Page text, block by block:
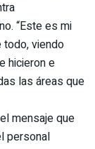
“Este es mi
todo, viendo
hicieron e
las áreas que
mensaje que
personal